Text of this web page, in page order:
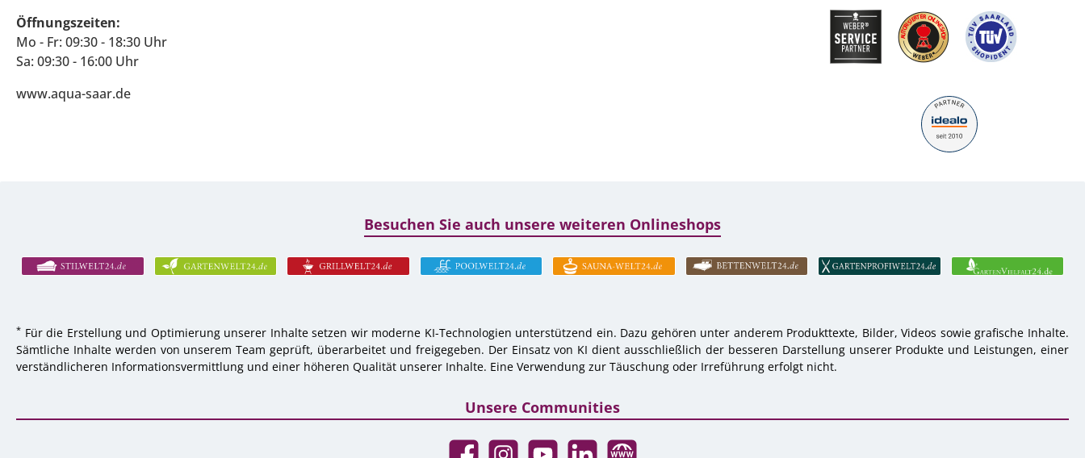
Öffnungszeiten:
Mo - Fr: 09:30 - 18:30 Uhr
Sa: 09:30 - 16:00 Uhr
www.aqua-saar.de
Besuchen Sie auch unsere weiteren Onlineshops
* Für die Erstellung und Optimierung unserer Inhalte setzen wir moderne KI-Technologien unterstützend ein. Dazu gehören unter anderem Produkttexte, Bilder, Videos sowie grafische Inhalte.
Sämtliche Inhalte werden von unserem Team geprüft, überarbeitet und freigegeben. Der Einsatz von KI dient ausschließlich der besseren Darstellung unserer Produkte und Leistungen, einer
verständlicheren Informationsvermittlung und einer höheren Qualität unserer Inhalte. Eine Verwendung zur Täuschung oder Irreführung erfolgt nicht.
Unsere Communities